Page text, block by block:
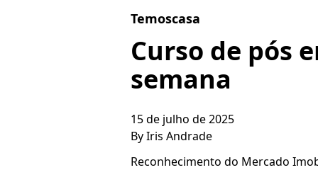
Temoscasa
Curso de pós
semana
15 de julho de 2025
ByIris Andrade
Reconhecimento do Mercado